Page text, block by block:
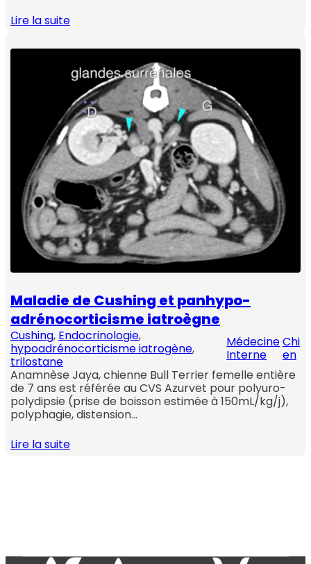
Lire la suite
Maladie de Cushing et panhypo-
adrénocorticisme iatroègne
Cushing, Endocrinologie,
hypoadrénocorticisme iatrogène,
trilostane
Médecine
Interne
Chi
en
Anamnèse Jaya, chienne Bull Terrier femelle entière
de 7 ans est référée au CVS Azurvet pour polyuro-
polydipsie (prise de boisson estimée à 150mL/kg/j),
polyphagie, distension…
Lire la suite